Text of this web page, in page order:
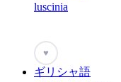
luscinia
♥
ギリシャ語